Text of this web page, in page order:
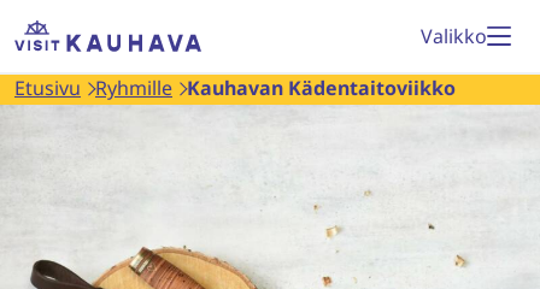
Siirry
Etusivu
Valikko
Etusivu Ryhmille Kauhavan Kädentaitoviikko